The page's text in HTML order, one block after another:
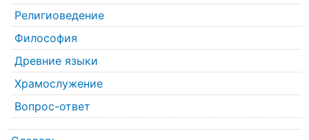
Религиоведение
Философия
Древние языки
Храмослужение
Вопрос-ответ